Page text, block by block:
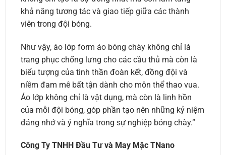
khả năng tương tác và giao tiếp giữa các thành
viên trong đội bóng.
Như vậy, áo lớp form áo bóng chày không chỉ là
trang phục chống lưng cho các cầu thủ mà còn là
biểu tượng của tinh thần đoàn kết, đồng đội và
niềm đam mê bất tận dành cho môn thể thao vua.
Áo lớp không chỉ là vật dụng, mà còn là linh hồn
của mỗi đội bóng, góp phần tạo nên những kỷ niệm
đáng nhớ và ý nghĩa trong sự nghiệp bóng chày.”
Công Ty TNHH Đầu Tư và May Mặc TNano